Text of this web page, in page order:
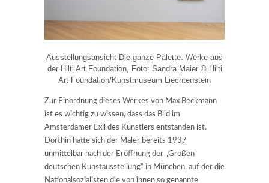
Ausstellungsansicht Die ganze Palette. Werke aus
der Hilti Art Foundation, Foto: Sandra Maier © Hilti
Art Foundation/Kunstmuseum Liechtenstein
Zur Einordnung dieses Werkes von Max Beckmann
ist es wichtig zu wissen, dass das Bild im
Amsterdamer Exil des Künstlers entstanden ist.
Dorthin hatte sich der Maler bereits 1937
unmittelbar nach der Eröffnung der „Großen
deutschen Kunstausstellung“ in München, auf der die
Nationalsozialisten die von ihnen so genannte